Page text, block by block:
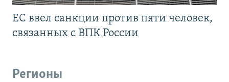
ЕС ввел санкции против пяти человек,
связанных с ВПК России
Регионы